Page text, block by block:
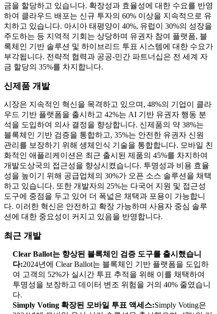
금을 할당하고 있습니다. 확장성과 효율성에 대한 수요를 반영
하여 클라우드 배포는 신규 투자의 60% 이상을 지속적으로 유
치하고 있습니다. 아시아 태평양이 40%, 유럽이 30%의 성장을
주도하는 등 지역적 기회는 상당하며 유권자 참여 플랫폼, 블
록체인 기반 솔루션 및 하이브리드 투표 시스템에 대한 수요가
부각됩니다. 전략적 협력과 공공-민간 파트너십은 전 세계 자
금 할당의 35%를 차지합니다.
신제품 개발
시장은 지속적인 혁신을 목격하고 있으며, 48%의 기업이 클라
우드 기반 플랫폼을 출시하고 42%는 AI 기반 유권자 행동 분
석을 도입하여 의사 결정을 향상합니다. 신제품의 약 38%는
블록체인 기반 검증을 통합하고, 35%는 안전한 유권자 신원
관리를 보장하기 위해 생체인식 기술을 통합합니다. 모바일 친
화적인 애플리케이션은 최근 출시된 제품의 45%를 차지하여
개발도상국의 접근성을 향상시켰습니다. 투명성과 비용 효율
성을 높이기 위해 공급업체의 30%가 오픈 소스 솔루션을 채택
하고 있습니다. 또한 개발자의 25%는 다국어 지원 및 접근성
도구에 중점을 두고 있어 더 폭넓은 채택과 포용이 가능합니
다. 이러한 혁신은 안전하고 확장 가능하며 사용자 중심 솔루
션에 대한 중요성이 커지고 있음을 반영합니다.
최근 개발
Clear Ballot는 향상된 블록체인 검증 도구를 출시했습니
다:2024년에 Clear Ballot는 블록체인 기반 플랫폼을 도입하
여 고객의 52%가 실시간 투표 추적을 위해 이를 채택하여
투명성을 보장하고 데이터 변조 위험을 거의 40% 줄였습니
다.
Simply Voting 확장된 모바일 투표 액세스:Simply Voting은